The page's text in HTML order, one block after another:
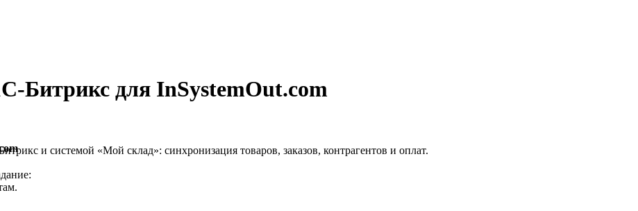
Битрикс для InSystemOut.com
и системой «Мой склад»: синхронизация товаров, заказов, контрагентов и оплат.